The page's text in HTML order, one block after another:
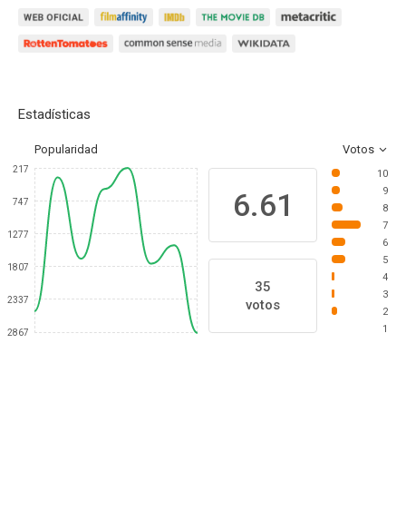
Estadísticas
Popularidad Votos
217
747
1277
1807
2337
2867
6.61
35
votos
10
9
8
7
6
5
4
3
2
1